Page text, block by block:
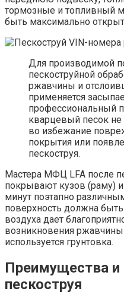
тормозные и топливный
быть максимально
Для производимой
пескоструйной
ржавчины и
применяется
профессиональный
кварцевый песок
во избежание
покрытия или
пескоструя.
Мастера МФЦ LFA после
покрывают кузов (раму)
минут поэтапно
поверхность должна
воздуха дает
возникновения
используется грунтовка.
Преимущества и
пескоструя